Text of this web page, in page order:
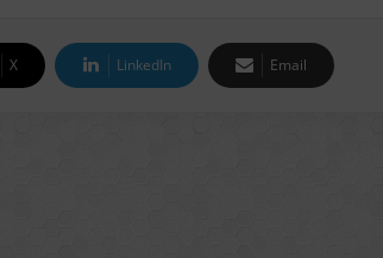
X LinkedIn Email